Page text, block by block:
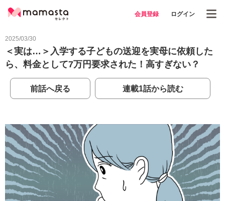
会員登録 ログイン
2025/03/30
＜実は…＞入学する子どもの送迎を実母に依頼した
ら、料金として7万円要求された！高すぎない？
前話へ戻る 連載1話から読む